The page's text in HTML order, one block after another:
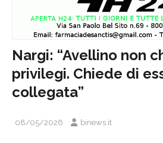
Nargi: “Avellino non
privilegi. Chiede di
collegata”
08/05/2026 binews.it